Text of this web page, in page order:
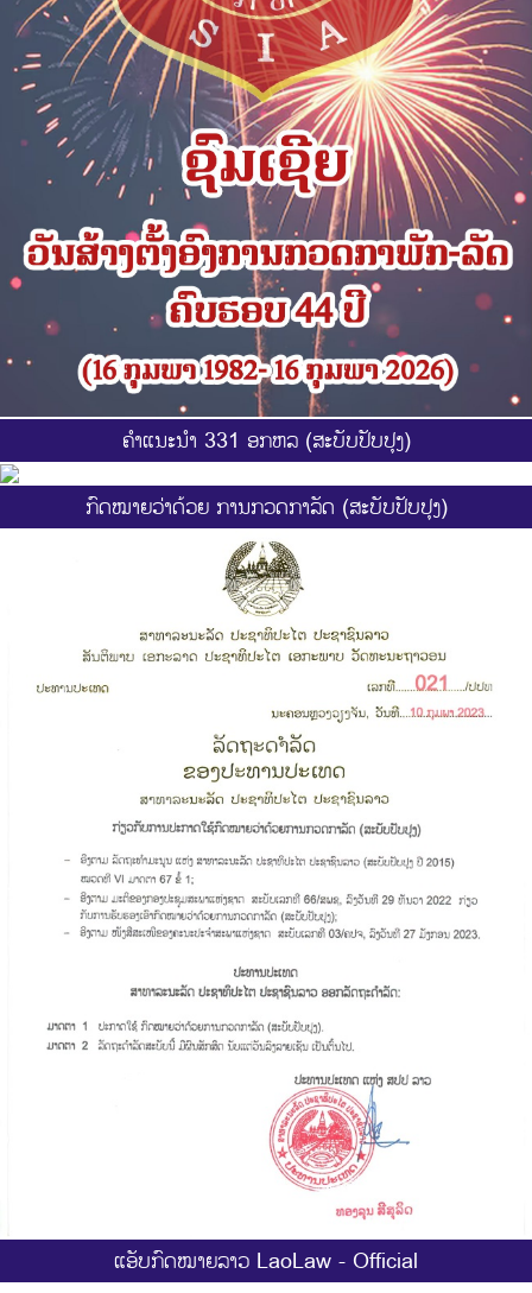
ຄຳແນະນຳ 331 ອກຫລ (ສະບັບປັບປຸງ)
ກົດໝາຍວ່າດ້ວຍ ການກວດກາລັດ (ສະບັບປັບປຸງ)
ແອັບກົດໝາຍລາວ LaoLaw - Official